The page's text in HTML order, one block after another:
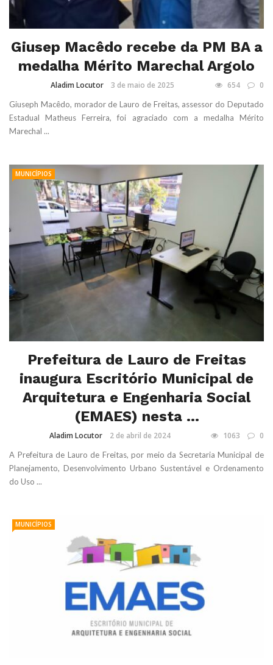
Giusep Macêdo recebe da PM BA a
medalha Mérito Marechal Argolo
Aladim Locutor 3 de maio de 2025 654 0
Giuseph Macêdo, morador de Lauro de Freitas, assessor do Deputado
Estadual Matheus Ferreira, foi agraciado com a medalha Mérito
Marechal ...
MUNICÍPIOS
Prefeitura de Lauro de Freitas
inaugura Escritório Municipal de
Arquitetura e Engenharia Social
(EMAES) nesta ...
Aladim Locutor 2 de abril de 2024 1063 0
A Prefeitura de Lauro de Freitas, por meio da Secretaria Municipal de
Planejamento, Desenvolvimento Urbano Sustentável e Ordenamento
do Uso ...
MUNICÍPIOS